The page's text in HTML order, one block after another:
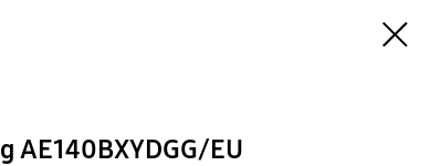
AE140BXYDGG/EU